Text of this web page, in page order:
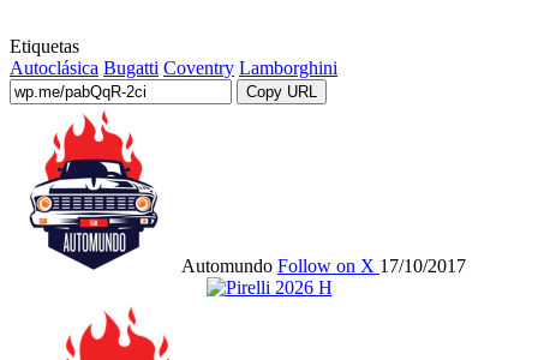
Etiquetas
Autoclásica Bugatti Coventry Lamborghini
Copy URL
Automundo Follow on X 17/10/2017